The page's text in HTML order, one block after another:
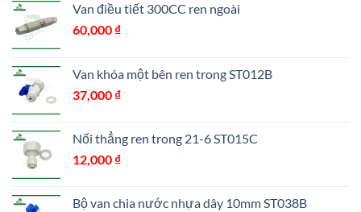
Van điều tiết 300CC ren ngoài
60,000 ₫
Van khóa một bên ren trong ST012B
37,000 ₫
Nối thẳng ren trong 21-6 ST015C
12,000 ₫
Bộ van chia nước nhựa dây 10mm ST038B